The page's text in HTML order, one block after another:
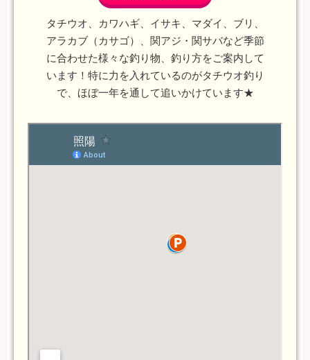
タチウオ、カワハギ、イサキ、マダイ、ブリ、
アラカブ（カサゴ）、関アジ・関サバなど季節
に合わせた様々な釣り物、釣り方をご案内して
います！特に力を入れているのがタチウオ釣り
で、ほぼ一年を通して追いかけています★